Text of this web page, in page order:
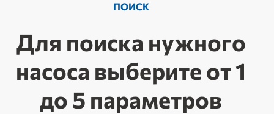
ПОИСК
Для поиска нужного
насоса выберите от 1
до 5 параметров